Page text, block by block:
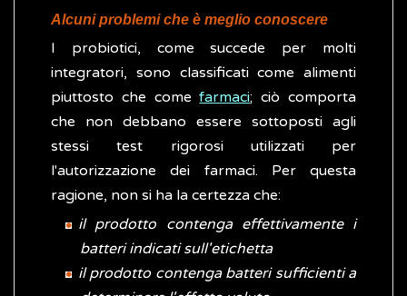
Alcuni problemi che è meglio conoscere
I probiotici, come succede per molti
integratori, sono classificati come alimenti
piuttosto che comefarmaci; ciò comporta
che non debbano essere sottoposti agli
stessi test rigorosi utilizzati per
l'autorizzazione dei farmaci. Per questa
ragione, non si ha la certezza che:
il prodotto contenga effettivamente i
batteri indicati sull'etichetta
il prodotto contenga batteri sufficienti a